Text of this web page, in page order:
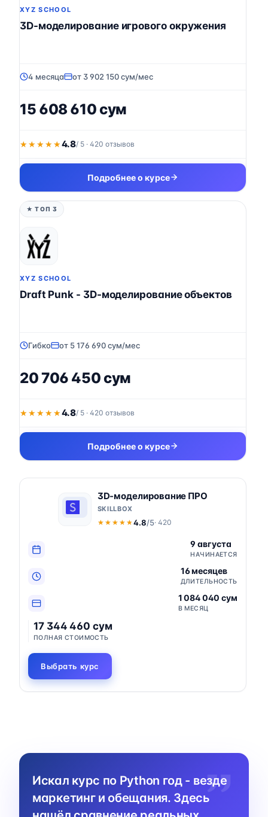
XYZ SCHOOL
3D-моделирование игрового окружения
4 месяца от 3 902 150 сум/мес
15 608 610 сум
★★★★★
★★★★★4.8/ 5 · 420 отзывов
Подробнее о курсе
★ ТОП 3
XYZ SCHOOL
Draft Punk - 3D-моделирование объектов
Гибко от 5 176 690 сум/мес
20 706 450 сум
★★★★★
★★★★★4.8/ 5 · 420 отзывов
Подробнее о курсе
3D-моделирование ПРО
SKILLBOX
★★★★★
★★★★★ 4.8/5· 420
9 августа
НАЧИНАЕТСЯ
16 месяцев
ДЛИТЕЛЬНОСТЬ
1 084 040 сум
В МЕСЯЦ
17 344 460 сум
ПОЛНАЯ СТОИМОСТЬ
Выбрать курс
Искал курс по Python год - везде
маркетинг и обещания. Здесь